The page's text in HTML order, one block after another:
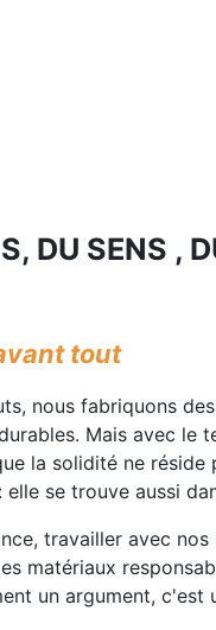
DU SENS ,
tout
nous fabriquons
Mais avec le
la solidité ne réside
elle se trouve aussi
travailler avec
matériaux
un argument, c'est